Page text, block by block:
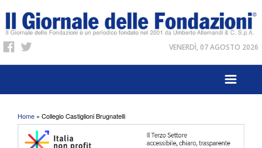
VENERDÌ, 07 AGOSTO 2026
Tu sei qui
Home » Collegio Castiglioni Brugnatelli